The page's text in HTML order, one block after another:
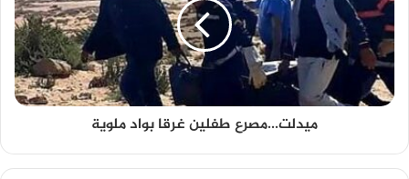
ميدلت...مصرع طفلين غرقا بواد ملوية